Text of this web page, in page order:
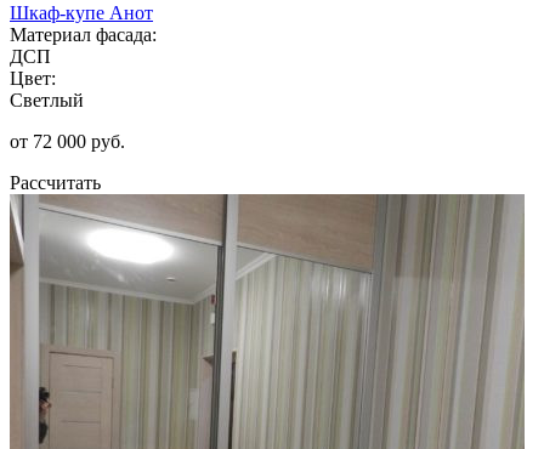
Шкаф-купе Анот
Материал фасада:
ДСП
Цвет:
Светлый
от 72 000 руб.
Рассчитать